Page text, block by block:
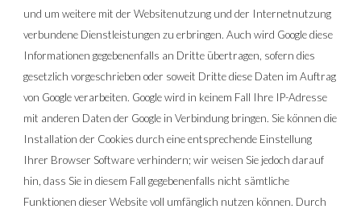
und um weitere mit der Websitenutzung und der Internetnutzung
verbundene Dienstleistungen zu erbringen. Auch wird Google diese
Informationen gegebenenfalls an Dritte übertragen, sofern dies
gesetzlich vorgeschrieben oder soweit Dritte diese Daten im Auftrag
von Google verarbeiten. Google wird in keinem Fall Ihre IP-Adresse
mit anderen Daten der Google in Verbindung bringen. Sie können die
Installation der Cookies durch eine entsprechende Einstellung
Ihrer Browser Software verhindern; wir weisen Sie jedoch darauf
hin, dass Sie in diesem Fall gegebenenfalls nicht sämtliche
Funktionen dieser Website voll umfänglich nutzen können. Durch